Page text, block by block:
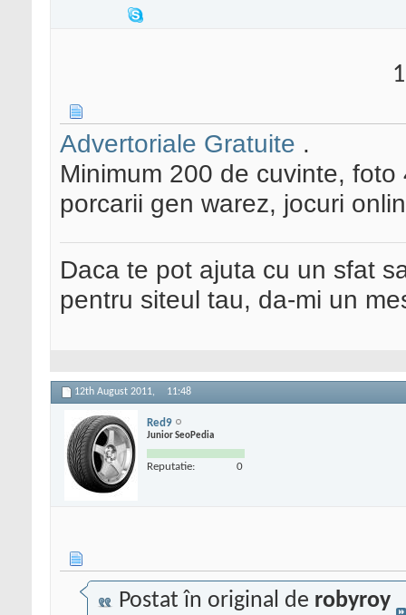
Advertoriale Gratuite .
Minimum 200 de cuvinte,
porcarii gen warez, jocuri
Daca te pot ajuta cu un sfat
pentru siteul tau, da-mi un
12th August 2011, 11:48
Red9
Junior SeoPedia
Reputatie: 0
Postat în original de robyroy